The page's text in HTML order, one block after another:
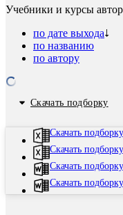
Учебники и курсы
по дате выхода
по названию
по автору
Скачать подборку
Скачать
Скачать
Скачать
Скачать